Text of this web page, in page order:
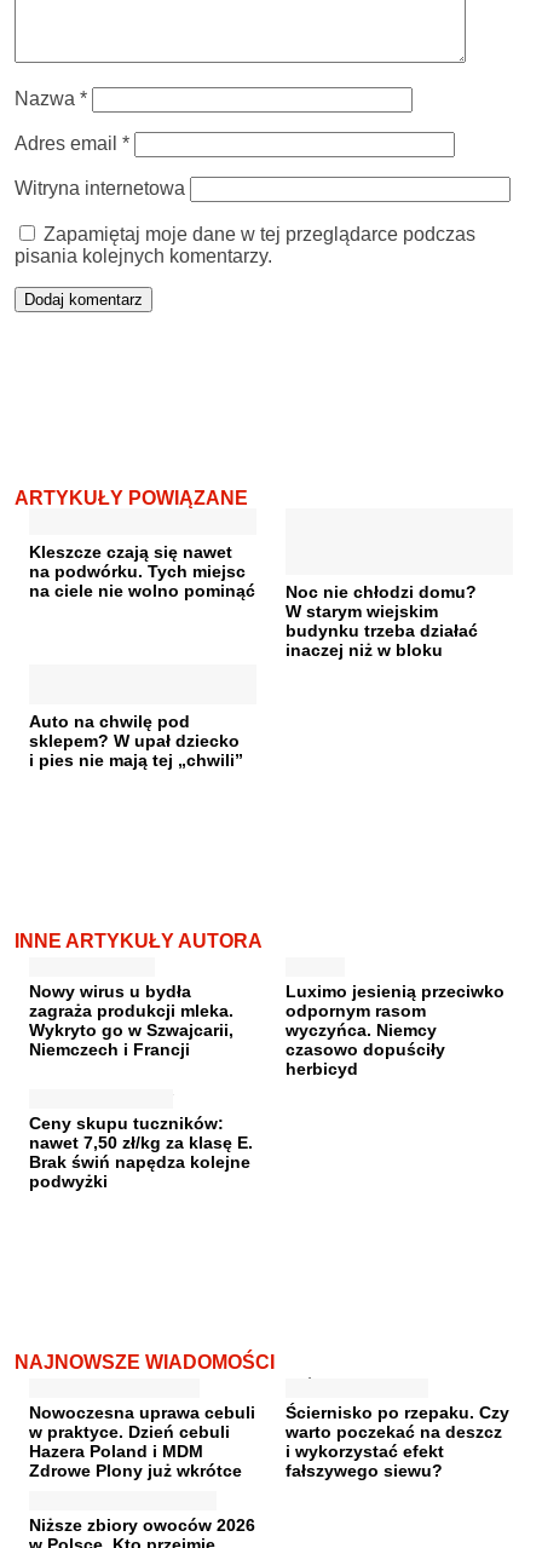
Nazwa *
Adres email *
Witryna internetowa
Zapamiętaj moje dane w tej przeglądarce podczas
pisania kolejnych komentarzy.
ARTYKUŁY POWIĄZANE
Kleszcze czają się nawet
na podwórku. Tych miejsc
na ciele nie wolno pominąć
Noc nie chłodzi domu?
W starym wiejskim
budynku trzeba działać
inaczej niż w bloku
Auto na chwilę pod
sklepem? W upał dziecko
i pies nie mają tej „chwili”
INNE ARTYKUŁY AUTORA
Nowy wirus u bydła
zagraża produkcji mleka.
Wykryto go w Szwajcarii,
Niemczech i Francji
Luximo jesienią przeciwko
odpornym rasom
wyczyńca. Niemcy
czasowo dopuściły
herbicyd
Ceny skupu tuczników:
nawet 7,50 zł/kg za klasę E.
Brak świń napędza kolejne
podwyżki
NAJNOWSZE WIADOMOŚCI
Nowoczesna uprawa cebuli
w praktyce. Dzień cebuli
Hazera Poland i MDM
Zdrowe Plony już wkrótce
Ściernisko po rzepaku. Czy
warto poczekać na deszcz
i wykorzystać efekt
fałszywego siewu?
Niższe zbiory owoców 2026